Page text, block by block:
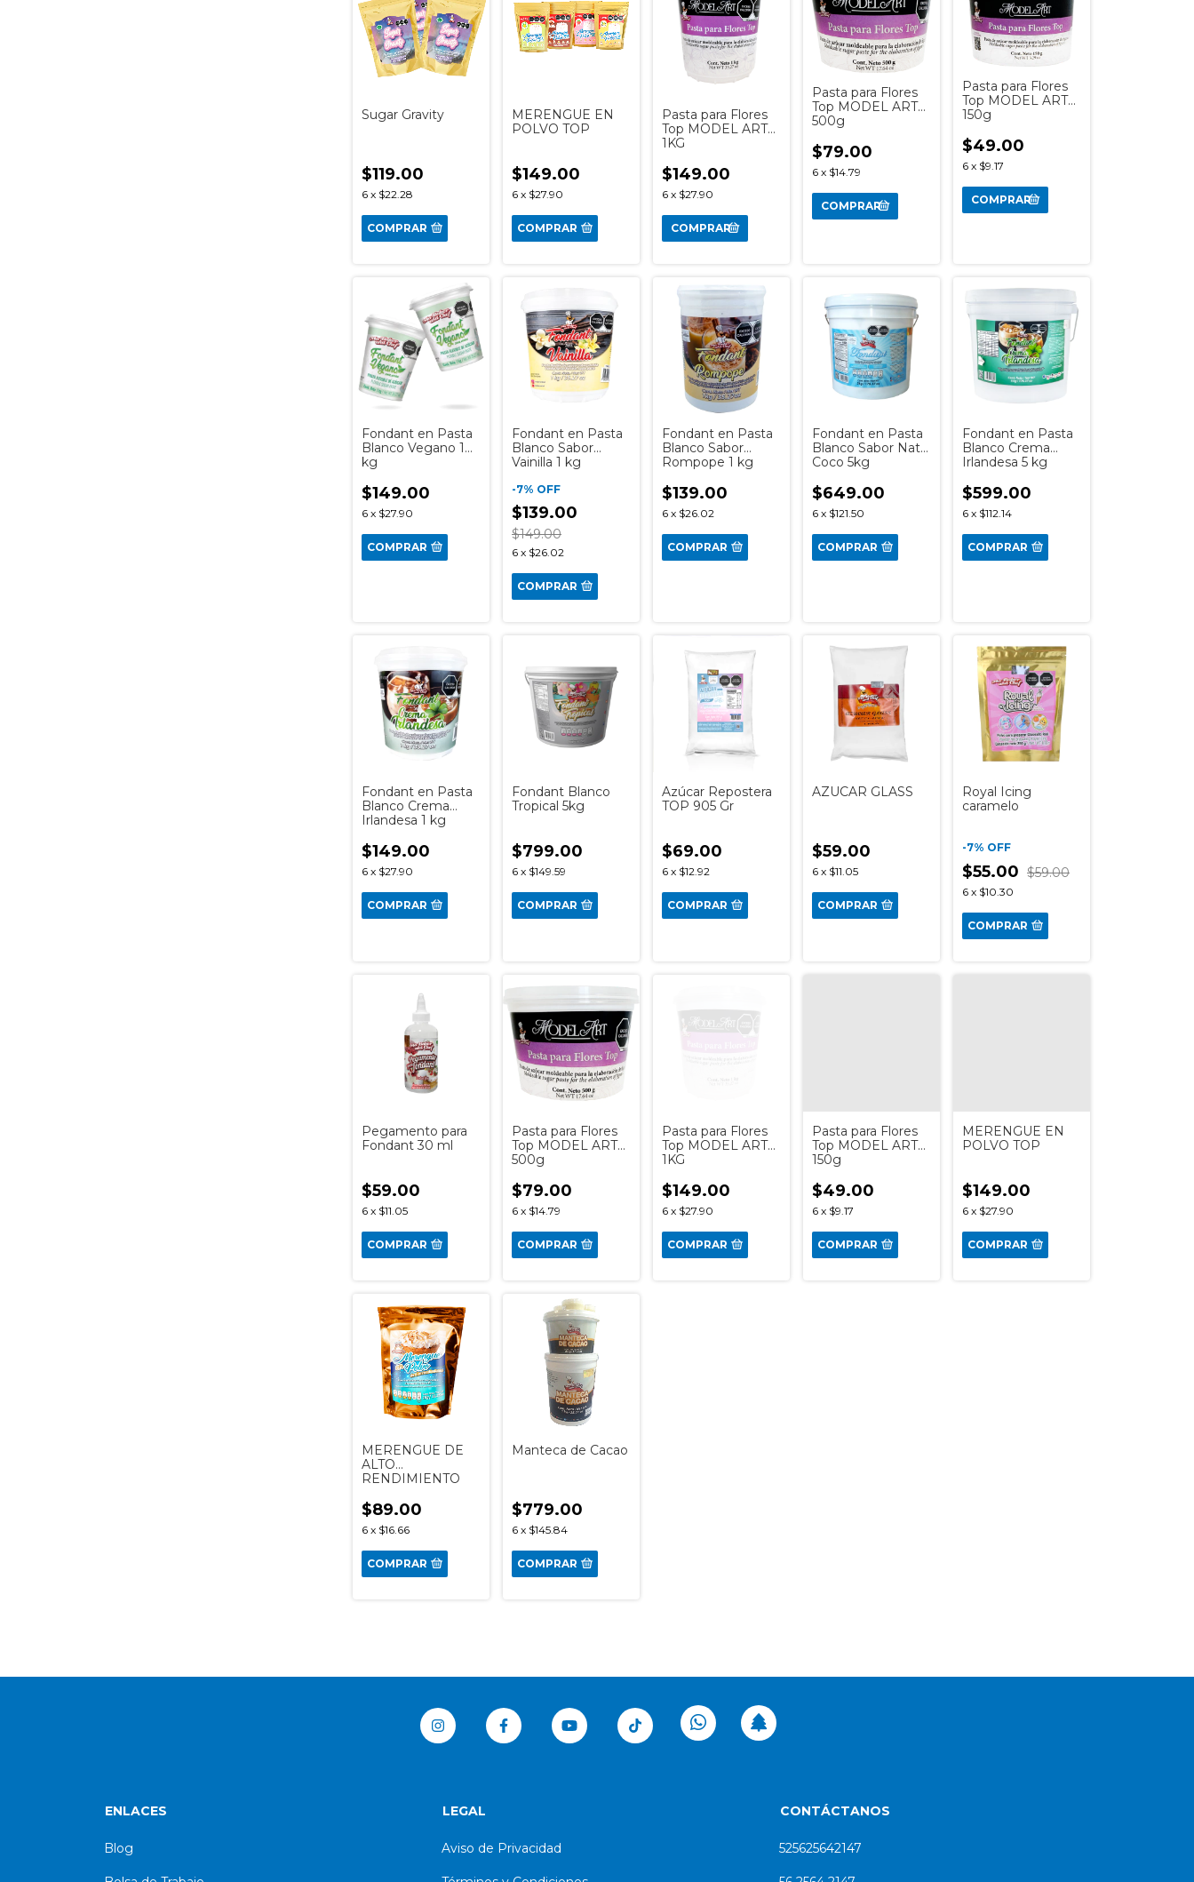
Sugar Gravity
$119.00
6 x $22.28
COMPRAR
MERENGUE EN
POLVO TOP
$149.00
6 x $27.90
COMPRAR
Pasta para Flores
Top MODEL ART
1KG
$149.00
6 x $27.90
Pasta para Flores
Top MODEL ART
500g
$79.00
6 x $14.79
Pasta para Flores
Top MODEL ART
150g
$49.00
6 x $9.17
Fondant en Pasta
Blanco Vegano 1
kg
$149.00
6 x $27.90
COMPRAR
Fondant en Pasta
Blanco Sabor
Vainilla 1 kg
-7% OFF
$139.00
$149.00
6 x $26.02
COMPRAR
Fondant en Pasta
Blanco Sabor
Rompope 1 kg
$139.00
6 x $26.02
COMPRAR
Fondant en Pasta
Blanco Sabor Nata
Coco 5kg
$649.00
6 x $121.50
COMPRAR
Fondant en Pasta
Blanco Crema
Irlandesa 5 kg
$599.00
6 x $112.14
COMPRAR
Fondant en Pasta
Blanco Crema
Irlandesa 1 kg
$149.00
6 x $27.90
COMPRAR
Fondant Blanco
Tropical 5kg
$799.00
6 x $149.59
COMPRAR
Azúcar Repostera
TOP 905 Gr
$69.00
6 x $12.92
COMPRAR
AZUCAR GLASS
$59.00
6 x $11.05
COMPRAR
Royal Icing
caramelo
-7% OFF
$55.00 $59.00
6 x $10.30
COMPRAR
Pegamento para
Fondant 30 ml
$59.00
6 x $11.05
COMPRAR
Pasta para Flores
Top MODEL ART
500g
$79.00
6 x $14.79
COMPRAR
Pasta para Flores
Top MODEL ART
1KG
$149.00
6 x $27.90
COMPRAR
Pasta para Flores
Top MODEL ART
150g
$49.00
6 x $9.17
COMPRAR
MERENGUE EN
POLVO TOP
$149.00
6 x $27.90
COMPRAR
MERENGUE DE
ALTO
RENDIMIENTO
$89.00
6 x $16.66
COMPRAR
Manteca de Cacao
$779.00
6 x $145.84
COMPRAR
ENLACES
Blog
LEGAL
Aviso de Privacidad
CONTÁCTANOS
525625642147